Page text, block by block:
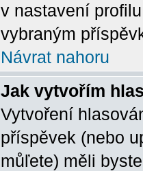
v nastavení
vybraným
Návrat nahoru
Jak vytvořím
Vytvoření
příspěvek (nebo
můľete) měli